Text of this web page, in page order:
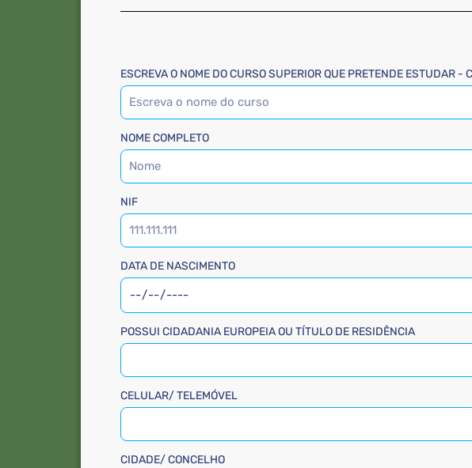
ESCREVA O NOME DO CURSO SUPERIOR QUE PRETENDE ESTUDAR
NOME COMPLETO
NIF
DATA DE NASCIMENTO
POSSUI CIDADANIA EUROPEIA OU TÍTULO DE RESIDÊNCIA
CELULAR/ TELEMÓVEL
CIDADE/ CONCELHO